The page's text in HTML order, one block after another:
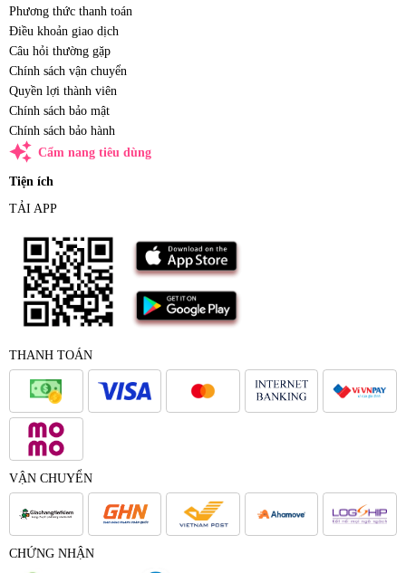
Phương thức thanh toán
Điều khoản giao dịch
Câu hỏi thường gặp
Chính sách vận chuyển
Quyền lợi thành viên
Chính sách bảo mật
Chính sách bảo hành
auto_awesome Cẩm nang tiêu dùng
Tiện ích
TẢI APP
THANH TOÁN
VẬN CHUYỂN
CHỨNG NHẬN